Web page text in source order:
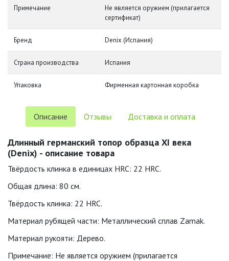
Примечание
Не является оружием (прилагается
сертификат)
Бренд Denix (Испания)
Страна производства Испания
Упаковка Фирменная картонная коробка
Описание Отзывы Доставка и оплата
Длинный германский топор образца XI века
(Denix) - описание товара
Твёрдость клинка в единицах HRC: 22 HRC.
Общая длина: 80 см.
Твёрдость клинка: 22 HRC.
Материал рубящей части: Металлический сплав Zamak.
Материал рукояти: Дерево.
Примечание: Не является оружием (прилагается